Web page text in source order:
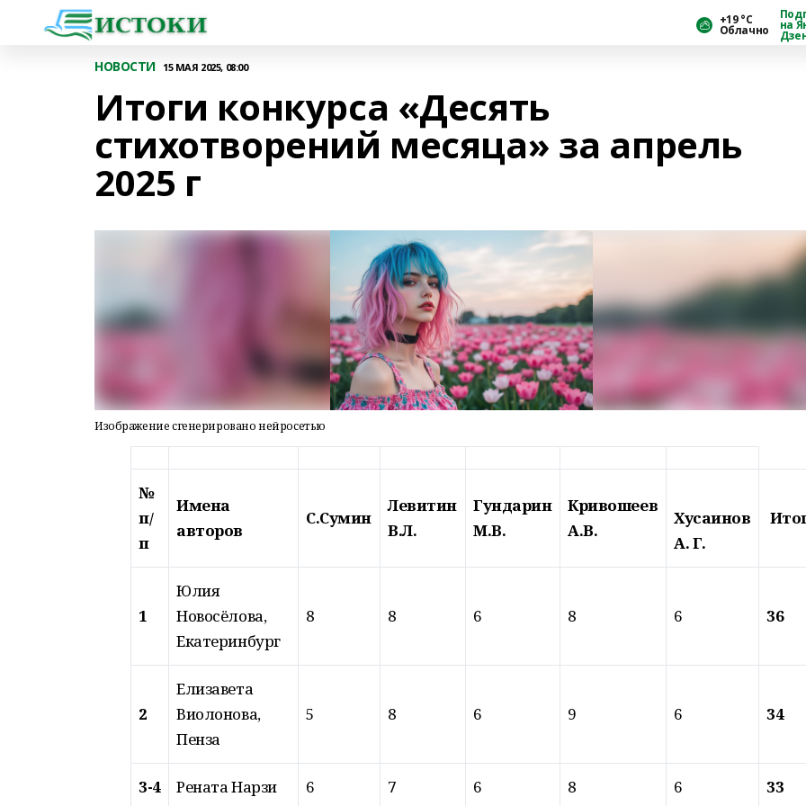
+19 °С
Облачно на
НОВОСТИ 15 МАЯ 2025, 08:00
Итоги конкурса «Десять
стихотворений месяца» за апрель
2025 г
Изображение сгенерировано нейросетью
№
п/
п
Имена
авторов
С.Сумин
Левитин
В.Л.
Гундарин
М.В.
Кривошеев
А.В.
Хусаинов
А. Г.
1
Юлия
Новосёлова,
Екатеринбург
8 8 6 8 6 36
2
Елизавета
Виолонова,
Пенза
5 8 6 9 6 34
3-4 Рената Нарзи 6 7 6 8 6 33